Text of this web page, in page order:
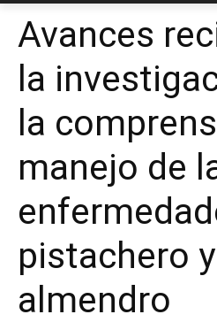
Avances
la
la
manejo de
pistachero y
almendro